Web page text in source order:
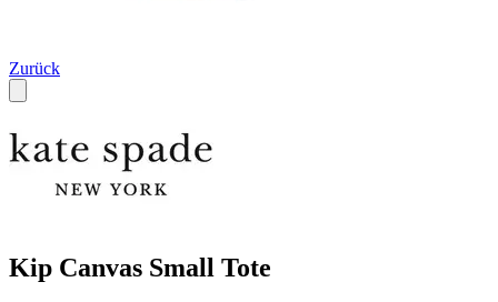
Zurück
Kip Canvas Small Tote